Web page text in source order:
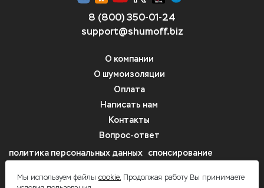
8 (800) 350-01-24
support@shumoff.biz
О компании
О шумоизоляции
Оплата
Написать нам
Контакты
Вопрос-ответ
политика персональных данных спонсирование
Мы используем файлы cookie.Продолжая работу Вы принимаете